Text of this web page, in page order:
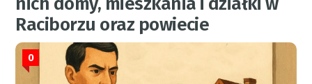
Raciborzu oraz powiecie
0